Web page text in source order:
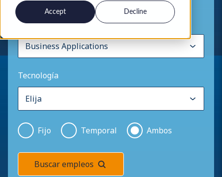
Accept Decline
Área de Soluciones de Microsoft
Tecnología
Fijo Temporal Ambos
Buscar empleos